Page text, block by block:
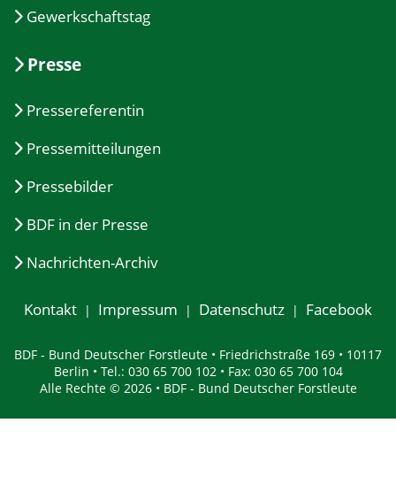
Gewerkschaftstag
Presse
Pressereferentin
Pressemitteilungen
Pressebilder
BDF in der Presse
Nachrichten-Archiv
Kontakt Impressum Datenschutz Facebook
BDF - Bund Deutscher Forstleute • Friedrichstraße 169 • 10117
Berlin • Tel.: 030 65 700 102 • Fax: 030 65 700 104
Alle Rechte © 2026 • BDF - Bund Deutscher Forstleute